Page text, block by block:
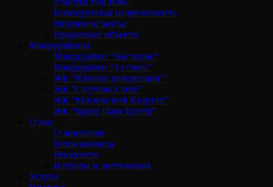
Коммерческая недвижимость
Вторичное жилье
Проданные объекты
Микрорайоны
Микрорайон “Наследие”
Микрорайон “4 сезона”
ЖК “Южные резиденции”
ЖК “Спутник Сити”
ЖК “Московский Квартал”
ЖК “Браер Парк Центр”
О нас
О компании
Наша команда
Реквизиты
Награды и достижения
Услуги